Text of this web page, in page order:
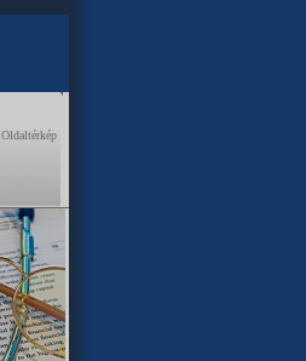
Oldaltérkép